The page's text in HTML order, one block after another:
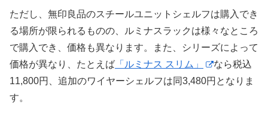
ただし、無印良品のスチールユニットシェルフは購入でき
る場所が限られるものの、ルミナスラックは様々なところ
で購入でき、価格も異なります。また、シリーズによって
価格が異なり、たとえば 「ルミナス スリム」
なら税込
11,800円、追加のワイヤーシェルフは同3,480円となりま
す。